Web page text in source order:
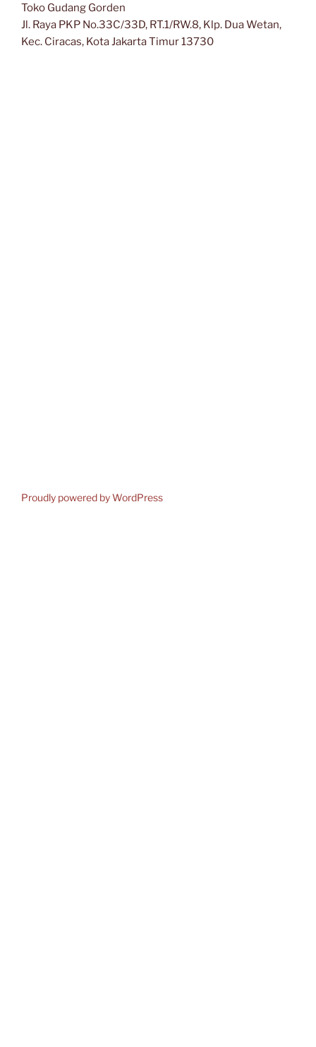
Toko Gudang Gorden
Jl. Raya PKP No.33C/33D, RT.1/RW.8, Klp. Dua Wetan,
Kec. Ciracas, Kota Jakarta Timur 13730
Proudly powered by WordPress